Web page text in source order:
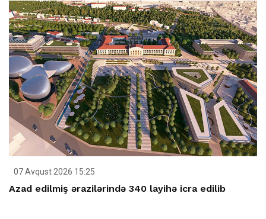
07 Avqust 2026 15:25
Azad edilmiş ərazilərində 340 layihə icra edilib